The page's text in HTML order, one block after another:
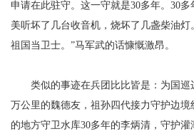
申请在此驻守。这一守就是30多年。30
美听坏了几台收音机，烧坏了几盏柴油灯
祖国当卫士。”马军武的话慷慨激昂。
类似的事迹在兵团比比皆是：为国巡
万公里的魏德友，祖孙四代接力守护边境
的地方守卫水库30多年的李炳清，守护